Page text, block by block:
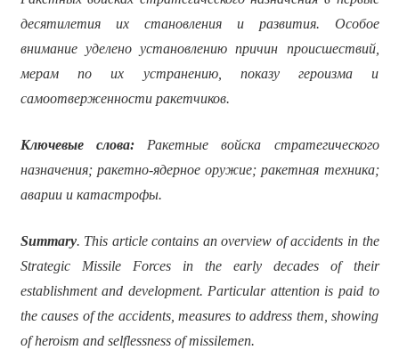
десятилетия их становления и развития. Особое
внимание уделено установлению причин происшествий,
мерам по их устранению, показу героизма и
самоотверженности ракетчиков.
Ключевые слова: Ракетные войска стратегического
назначения; ракетно-ядерное оружие; ракетная техника;
аварии и катастрофы.
Summary. This article contains an overview of accidents in the
Strategic Missile Forces in the early decades of their
establishment and development. Particular attention is paid to
the causes of the accidents, measures to address them, showing
of heroism and selflessness of missilemen.